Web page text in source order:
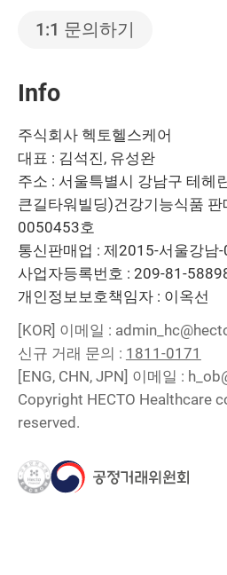
1:1 문의하기
Info
주식회사 헥토헬스케어
대표 : 김석진, 유성완
주소 : 서울특별시 강남구 테헤
큰길타워빌딩)건강기능식품
0050453호
통신판매업 : 제2015-서울강남
사업자등록번호 : 209-81-
개인정보보호책임자 : 이옥선
[KOR] 이메일 :
신규 거래 문의 : 1811-0171
[ENG, CHN, JPN] 이메일 :
Copyright HECTO Healthcare
reserved.